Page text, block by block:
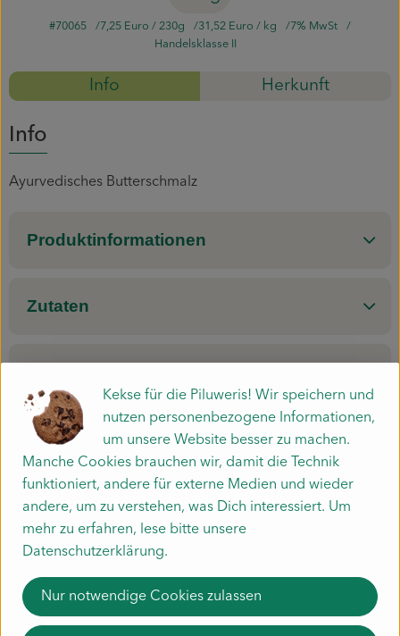
#70065 7,25 Euro / 230g 31,52 Euro / kg
7% MwSt
Handelsklasse II
Info Herkunft
Info
Ayurvedisches Butterschmalz
Produktinformationen
Zutaten
Produktdatenblatt
Herkunft
Hersteller: BEP
Deutschland
Kekse für die Piluweris! Wir speichern und
nutzen personenbezogene Informationen,
um unsere Website besser zu machen.
Manche Cookies brauchen wir, damit die Technik
funktioniert, andere für externe Medien und wieder
andere, um zu verstehen, was Dich interessiert. Um
mehr zu erfahren, lese bitte unsere
Datenschutzerklärung.
Nur notwendige Cookies zulassen